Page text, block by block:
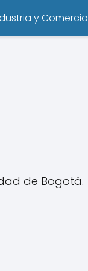
y Comercio
de Bogotá.